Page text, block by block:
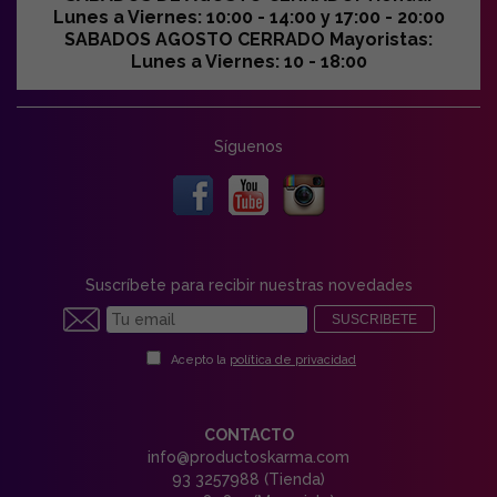
Lunes a Viernes: 10:00 - 14:00 y 17:00 - 20:00
SABADOS AGOSTO CERRADO Mayoristas:
Lunes a Viernes: 10 - 18:00
Síguenos
Suscríbete para recibir nuestras novedades
SUSCRIBETE
Acepto la política de privacidad
CONTACTO
info@productoskarma.com
93 3257988 (Tienda)